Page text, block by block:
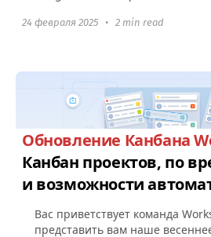
24 февраля 2025 • 2 min read
Обновление Канбана
Канбан проектов, по
и возможности
Вас приветствует команда
представить вам наше